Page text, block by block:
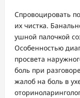
Спровоцировать
их чистка.
ушной палочкой
Особенностью
просвета
боль при
жалоб на боль в